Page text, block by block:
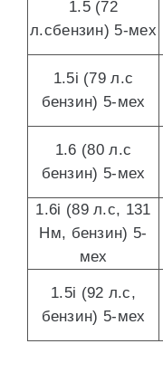
1.5 (72
л.сбензин) 5-мех
1.5i (79 л.с
бензин) 5-мех
1.6 (80 л.с
бензин) 5-мех
1.6i (89 л.с, 131
Нм, бензин) 5-
мех
1.5i (92 л.с,
бензин) 5-мех